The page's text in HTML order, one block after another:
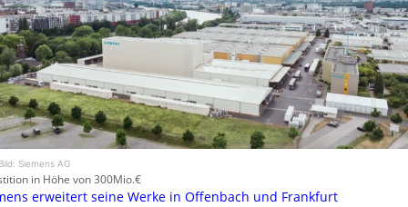
Siemens AG
in Höhe von 300Mio.€
erweitert seine Werke in Offenbach und Frankfurt